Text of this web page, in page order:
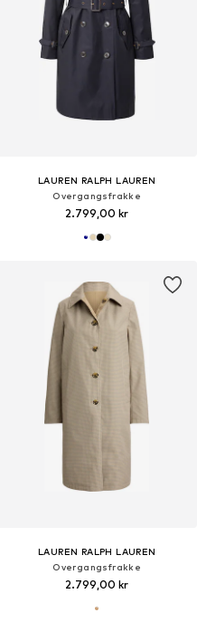
LAUREN RALPH LAUREN
Overgangsfrakke
2.799,00 kr
LAUREN RALPH LAUREN
Overgangsfrakke
2.799,00 kr